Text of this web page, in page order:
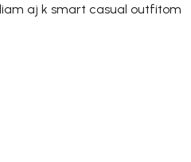
aj k smart casual outfitom